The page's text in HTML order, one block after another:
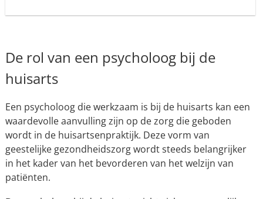
De rol van een psycholoog bij de
huisarts
Een psycholoog die werkzaam is bij de huisarts kan een
waardevolle aanvulling zijn op de zorg die geboden
wordt in de huisartsenpraktijk. Deze vorm van
geestelijke gezondheidszorg wordt steeds belangrijker
in het kader van het bevorderen van het welzijn van
patiënten.